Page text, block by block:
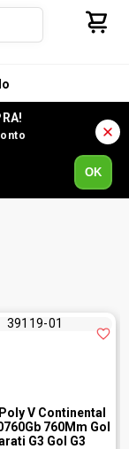
OK
V Continental
760Mm Gol
G3 Gol G3